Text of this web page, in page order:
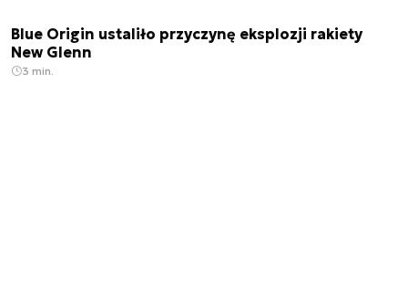
Blue Origin ustaliło przyczynę eksplozji rakiety
New Glenn
3 min.